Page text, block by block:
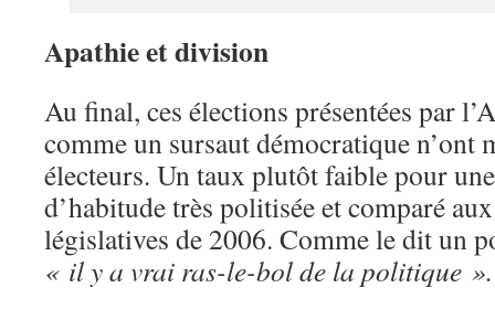
Apathie et division
Au final, ces élections présentées par
comme un sursaut démocratique n’ont
électeurs. Un taux plutôt faible pour
d’habitude très politisée et comparé
législatives de 2006. Comme le dit un
« il y a vrai ras-le-bol de la politique ».